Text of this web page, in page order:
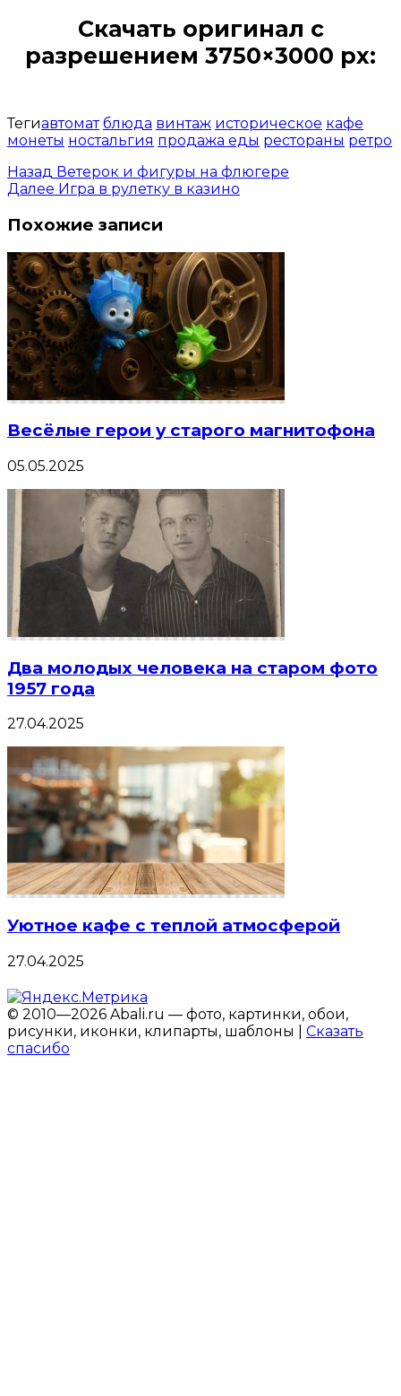
Скачать оригинал с
разрешением 3750×3000 px:
Тегиавтомат блюда винтаж историческое кафе
монеты ностальгия продажа еды рестораны ретро
Назад Ветерок и фигуры на флюгере
Далее Игра в рулетку в казино
Похожие записи
Весёлые герои у старого магнитофона
05.05.2025
Два молодых человека на старом фото
1957 года
27.04.2025
Уютное кафе с теплой атмосферой
27.04.2025
© 2010—2026 Abali.ru — фото, картинки, обои,
рисунки, иконки, клипарты, шаблоны | Сказать
спасибо